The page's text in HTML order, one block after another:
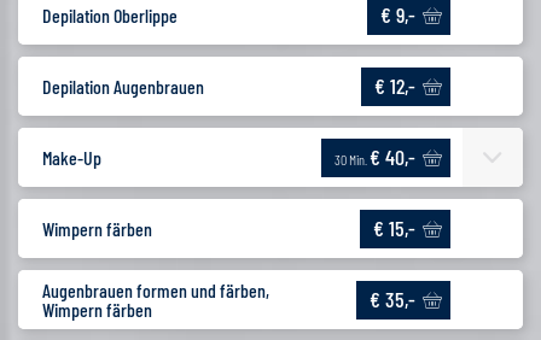
Depilation Oberlippe € 9,-
Depilation Augenbrauen € 12,-
Make-Up 30 Min. € 40,-
Wimpern färben € 15,-
Augenbrauen formen und färben,
Wimpern färben
€ 35,-